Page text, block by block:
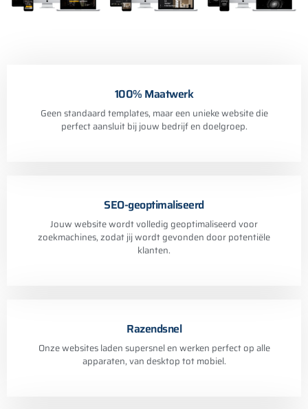
100% Maatwerk
Geen standaard templates, maar een unieke website die
perfect aansluit bij jouw bedrijf en doelgroep.
SEO-geoptimaliseerd
Jouw website wordt volledig geoptimaliseerd voor
zoekmachines, zodat jij wordt gevonden door potentiële
klanten.
Razendsnel
Onze websites laden supersnel en werken perfect op alle
apparaten, van desktop tot mobiel.